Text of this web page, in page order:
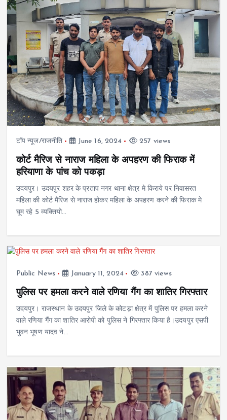
टॉप न्यूज/राजनीति June 16, 2024 257 views
कोर्ट मैरिज से नाराज महिला के अपहरण की फिराक में
हरियाणा के पांच को पकड़ा
उदयपुर। उदयपुर शहर के प्रताप नगर थाना क्षेत्र मे किराये पर निवासरत
महिला की कोर्ट मैरिज से नाराज होकर महिला के अपहरण करने की फिराक मे
घूम रहे 5 व्यक्तियो…
Public News January 11, 2024 387 views
पुलिस पर हमला करने वाले रणिया गैंग का शातिर गिरफ्तार
उदयपुर। राजस्थान के उदयपुर जिले के कोटड़ा क्षेत्र में पुलिस पर हमला करने
वाले रणिया गैंग का शातिर आरोपी को पुलिस ने गिरफ्तार किया है।उदयपुर एसपी
भुवन भूषण यादव ने…